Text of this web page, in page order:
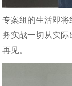
专案组的生活即
务实战一切从实
再见。